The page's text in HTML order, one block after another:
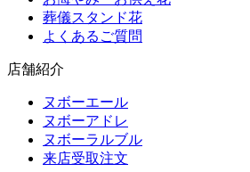
葬儀スタンド花
よくあるご質問
店舗紹介
ヌボーエール
ヌボーアドレ
ヌボーラルブル
来店受取注文